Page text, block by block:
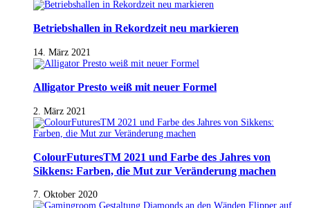
Betriebshallen in Rekordzeit neu markieren
14. März 2021
Alligator Presto weiß mit neuer Formel
2. März 2021
ColourFuturesTM 2021 und Farbe des Jahres von
Sikkens: Farben, die Mut zur Veränderung machen
7. Oktober 2020